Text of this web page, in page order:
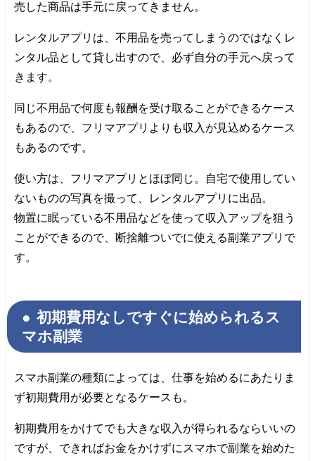
売した商品は手元に戻ってきません。
レンタルアプリは、不用品を売ってしまうのではなくレ
ンタル品として貸し出すので、必ず自分の手元へ戻って
きます。
同じ不用品で何度も報酬を受け取ることができるケース
もあるので、フリマアプリよりも収入が見込めるケース
もあるのです。
使い方は、フリマアプリとほぼ同じ。自宅で使用してい
ないものの写真を撮って、レンタルアプリに出品。
物置に眠っている不用品などを使って収入アップを狙う
ことができるので、断捨離ついでに使える副業アプリで
す。
初期費用なしですぐに始められるス
マホ副業
スマホ副業の種類によっては、仕事を始めるにあたりま
ず初期費用が必要となるケースも。
初期費用をかけてでも大きな収入が得られるならいいの
ですが、できればお金をかけずにスマホで副業を始めた